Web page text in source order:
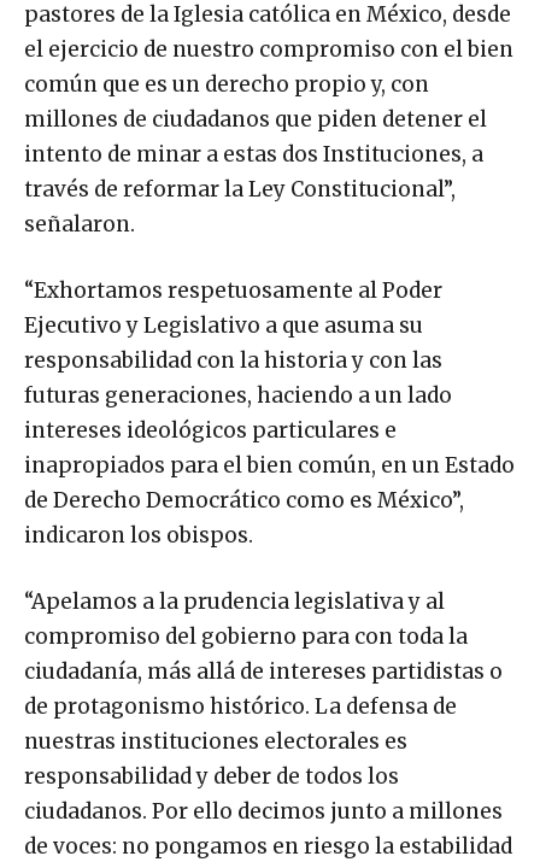
pastores de la Iglesia católica en México, desde
el ejercicio de nuestro compromiso con el bien
común que es un derecho propio y, con
millones de ciudadanos que piden detener el
intento de minar a estas dos Instituciones, a
través de reformar la Ley Constitucional”,
señalaron.
“Exhortamos respetuosamente al Poder
Ejecutivo y Legislativo a que asuma su
responsabilidad con la historia y con las
futuras generaciones, haciendo a un lado
intereses ideológicos particulares e
inapropiados para el bien común, en un Estado
de Derecho Democrático como es México”,
indicaron los obispos.
“Apelamos a la prudencia legislativa y al
compromiso del gobierno para con toda la
ciudadanía, más allá de intereses partidistas o
de protagonismo histórico. La defensa de
nuestras instituciones electorales es
responsabilidad y deber de todos los
ciudadanos. Por ello decimos junto a millones
de voces: no pongamos en riesgo la estabilidad